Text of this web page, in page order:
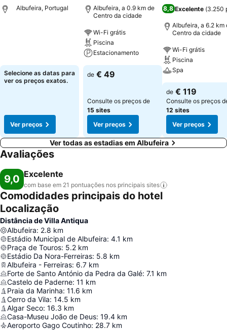
Albufeira, Portugal
Selecione as datas para
ver os preços exatos.
Ver preços
Albufeira, a 0.9 km de
Centro da cidade
Wi-Fi grátis
Piscina
Estacionamento
de € 49
Consulte os preços de
15 sites
Ver preços
8,8Excelente (3.250
Albufeira, a 6.2 km
Centro da cidade
Wi-Fi grátis
Piscina
Spa
de € 119
Consulte os preços
12 sites
Ver preços
Ver todas as estadias em Albufeira
Avaliações
9,0 Excelente
com base em 21 pontuações nos principais sites
Comodidades principais do hotel
Localização
Distância de Villa Antiqua
Albufeira: 2.8 km
Estádio Municipal de Albufeira: 4.1 km
Praça de Touros: 5.2 km
Estádio Da Nora-Ferreiras: 5.8 km
Albufeira - Ferreiras: 6.7 km
Forte de Santo António da Pedra da Galé: 7.1 km
Castelo de Paderne: 11 km
Praia da Marinha: 11.6 km
Cerro da Vila: 14.5 km
Algar Seco: 16.3 km
Casa-Museu João de Deus: 19.4 km
Aeroporto Gago Coutinho: 28.7 km